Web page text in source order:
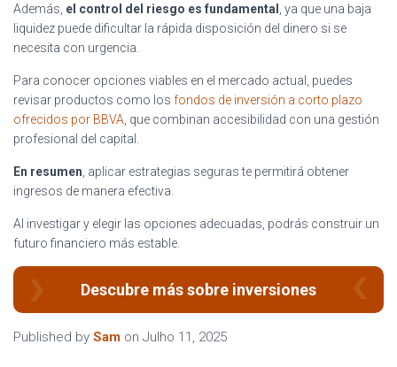
Además, el control del riesgo es fundamental
, ya que una baja
liquidez puede dificultar la rápida disposición del dinero si se
necesita con urgencia.
Para conocer opciones viables en el mercado actual, puedes
revisar productos como los fondos de inversión a corto plazo
ofrecidos por BBVA , que combinan accesibilidad con una gestión
profesional del capital.
En resumen , aplicar estrategias seguras te permitirá obtener
ingresos de manera efectiva.
Al investigar y elegir las opciones adecuadas, podrás construir un
futuro financiero más estable.
Descubre más sobre inversiones
Published by Sam on Julho 11, 2025